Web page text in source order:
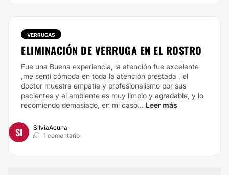
VERRUGAS
ELIMINACIÓN DE VERRUGA EN EL ROSTRO
Fue una Buena experiencia, la atención fue excelente
,me sentí cómoda en toda la atención prestada , el
doctor muestra empatía y profesionalismo por sus
pacientes y el ambiente es muy limpio y agradable, y lo
recomiendo demasiado, en mi caso... Leer más
SI
SilviaAcuna
1 comentario